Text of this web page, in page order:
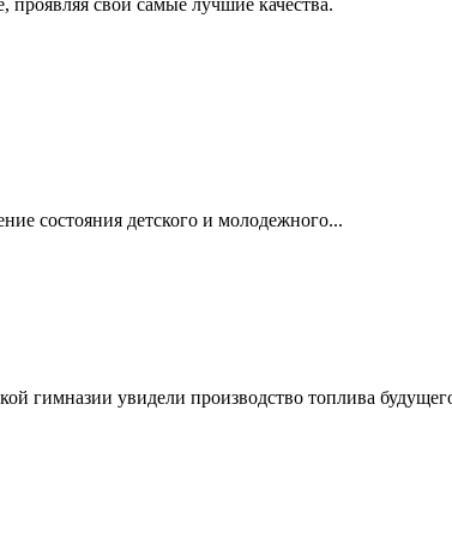
проявляя свои самые лучшие качества.
состояния детского и молодежного...
гимназии увидели производство топлива